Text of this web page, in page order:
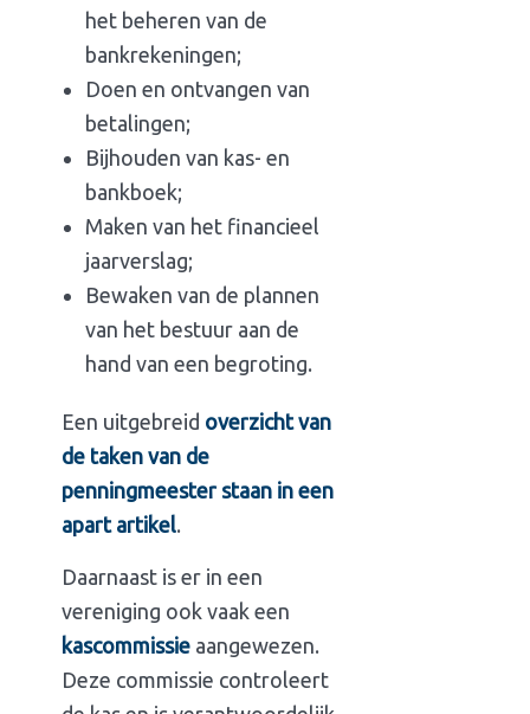
het beheren van de
bankrekeningen;
Doen en ontvangen van
betalingen;
Bijhouden van kas- en
bankboek;
Maken van het financieel
jaarverslag;
Bewaken van de plannen
van het bestuur aan de
hand van een begroting.
Een uitgebreid overzicht van
de taken van de
penningmeester staan in een
apart artikel.
Daarnaast is er in een
vereniging ook vaak een
kascommissie aangewezen.
Deze commissie controleert